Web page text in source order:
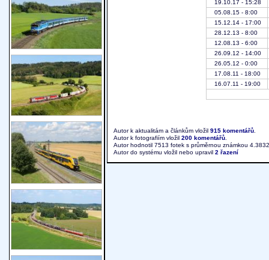
19.10.17 - 15:28
05.08.15 - 8:00
15.12.14 - 17:00
28.12.13 - 8:00
12.08.13 - 6:00
26.09.12 - 14:00
26.05.12 - 0:00
17.08.11 - 18:00
16.07.11 - 19:00
Autor k aktualitám a článkům vložil 915 komentářů.
Autor k fotografiím vložil 200 komentářů.
Autor hodnotil 7513 fotek s průměrnou známkou
Autor do systému vložil nebo upravil 2 řazení